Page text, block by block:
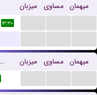
میزبان مساوی میهمان
۱۳:۳۰
میزبان مساوی میهمان